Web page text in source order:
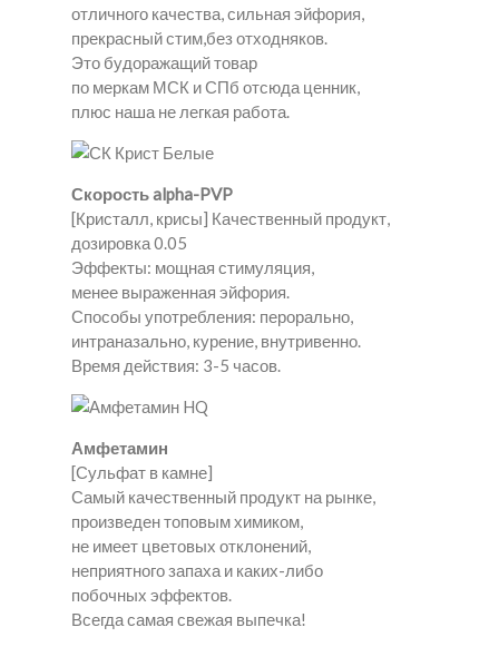
отличного качества, сильная эйфория,
прекрасный стим,без отходняков.
Это будоражащий товар
по меркам МСК и СПб отсюда ценник,
плюс наша не легкая работа.
Скорость alpha-PVP
[Кристалл, крисы] Качественный продукт,
дозировка 0.05
Эффекты: мощная стимуляция,
менее выраженная эйфория.
Способы употребления: перорально,
интраназально, курение, внутривенно.
Время действия: 3-5 часов.
Амфетамин
[Сульфат в камне]
Самый качественный продукт на рынке,
произведен топовым химиком,
не имеет цветовых отклонений,
неприятного запаха и каких-либо
побочных эффектов.
Всегда самая свежая выпечка!